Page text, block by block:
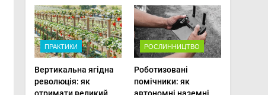
господарствах
ПРАКТИКИ
Вертикальна ягідна
революція: як
отримати великий
РОСЛИННИЦТВО
Роботизовані
помічники: як
автономні наземні